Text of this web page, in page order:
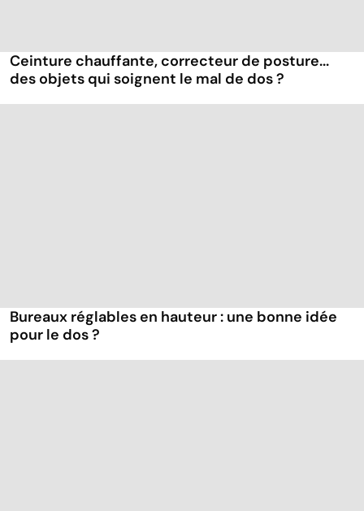
Ceinture chauffante, correcteur de posture...
des objets qui soignent le mal de dos ?
Bureaux réglables en hauteur : une bonne idée
pour le dos ?